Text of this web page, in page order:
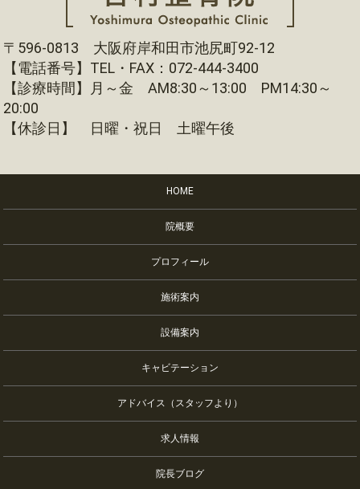
〒596-0813 大阪府岸和田市池尻町92-12
【電話番号】TEL・FAX：072-444-3400
【診療時間】月～金 AM8:30～13:00 PM14:30～
20:00
【休診日】 日曜・祝日 土曜午後
HOME
院概要
プロフィール
施術案内
設備案内
キャビテーション
アドバイス（スタッフより）
求人情報
院長ブログ